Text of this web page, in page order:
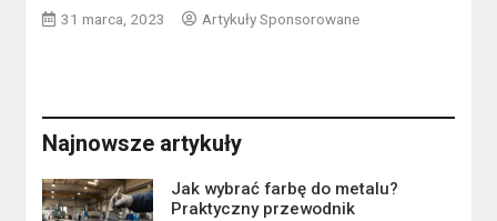
31 marca, 2023 Artykuły Sponsorowane
Najnowsze artykuły
Jak wybrać farbę do metalu?
Praktyczny przewodnik